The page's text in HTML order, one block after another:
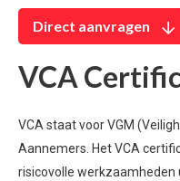
Direct aanvragen
VCA
VCA staat voor VGM
Aannemers. Het VCA
risicovolle werkzaamheden